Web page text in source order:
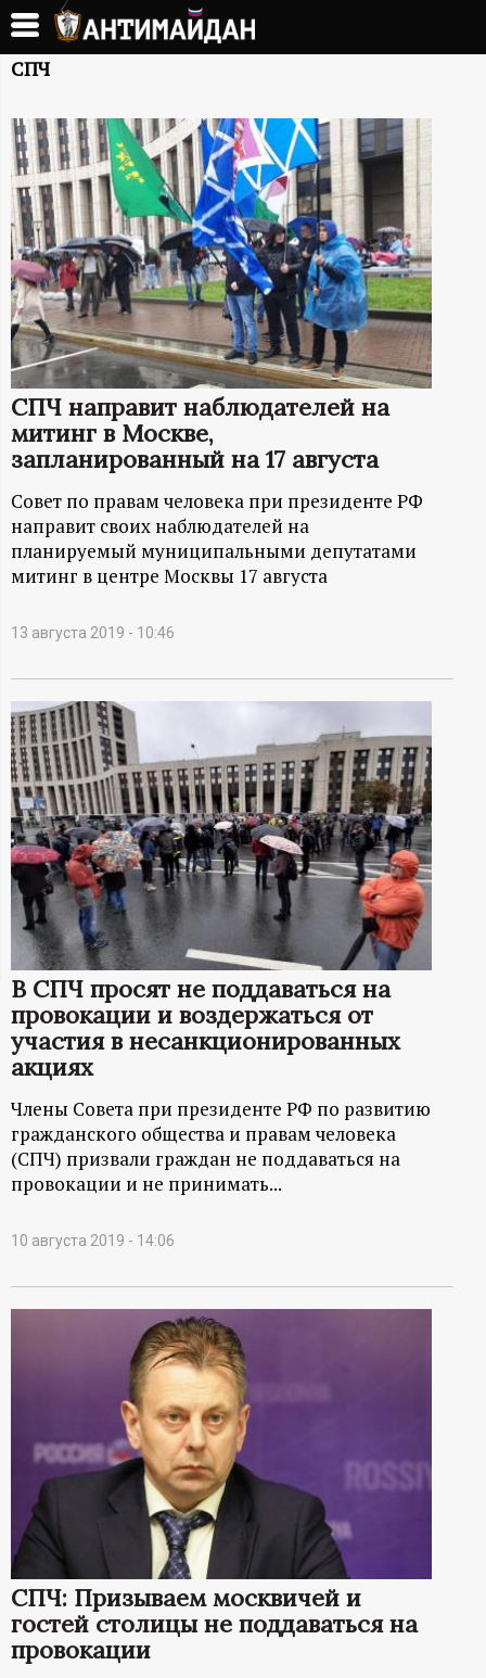
Перейти
основному
А
Н
Т
И
М
А
Й
Д
А
Н
-
и
н
ф
о
р
м
а
ц
и
о
н
й
т
а
л
СПЧ
СПЧ направит наблюдателей на
митинг в Москве,
запланированный на 17 августа
Совет по правам человека при президенте РФ
направит своих наблюдателей на
планируемый муниципальными депутатами
митинг в центре Москвы 17 августа
13 августа 2019 - 10:46
В СПЧ просят не поддаваться на
провокации и воздержаться от
участия в несанкционированных
акциях
Члены Совета при президенте РФ по развитию
гражданского общества и правам человека
(СПЧ) призвали граждан не поддаваться на
провокации и не принимать...
10 августа 2019 - 14:06
СПЧ: Призываем москвичей и
гостей столицы не поддаваться на
провокации